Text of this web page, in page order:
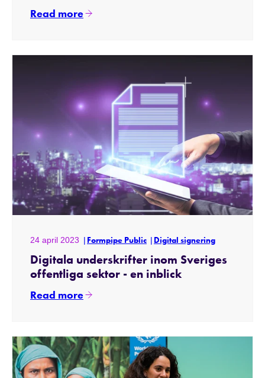
Read more
24 april 2023 Formpipe Public Digital signering
Digitala underskrifter inom Sveriges
offentliga sektor - en inblick
Read more